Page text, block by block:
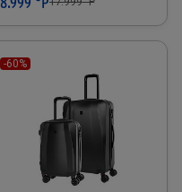
-60%